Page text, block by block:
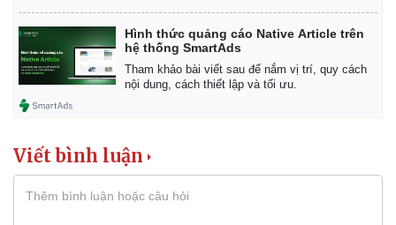
Hình thức quảng cáo Native Article trên
hệ thống SmartAds
Tham khảo bài viết sau để nắm vị trí, quy cách
nội dung, cách thiết lập và tối ưu.
Viết bình luận